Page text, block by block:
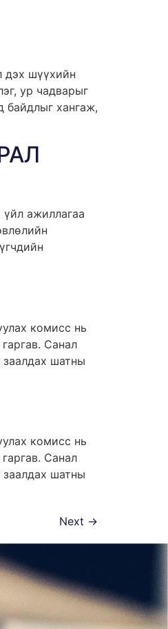
дэх шүүхийн
ур чадварыг
байдлыг хангаж,
ажиллагаа
комисс нь
Санал
шатны
комисс нь
Санал
шатны
Next →